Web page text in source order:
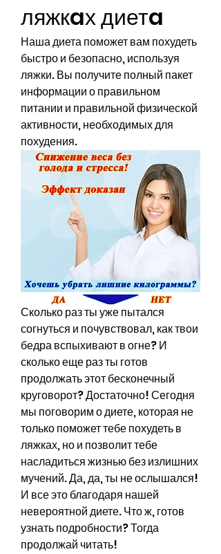
ляжкaх диетa
Наша диета поможет вам похудеть
быстро и безопасно, используя
ляжки. Вы получите полный пакет
информации о правильном
питании и правильной физической
активности, необходимых для
похудения.
Сколько раз ты уже пытался
согнуться и почувствовал, как твои
бедра вспыхивают в огне? И
сколько еще раз ты готов
продолжать этот бесконечный
круговорот? Достаточно! Сегодня
мы поговорим о диете, которая не
только поможет тебе похудеть в
ляжках, но и позволит тебе
насладиться жизнью без излишних
мучений. Да, да, ты не ослышался!
И все это благодаря нашей
невероятной диете. Что ж, готов
узнать подробности? Тогда
продолжай читать!